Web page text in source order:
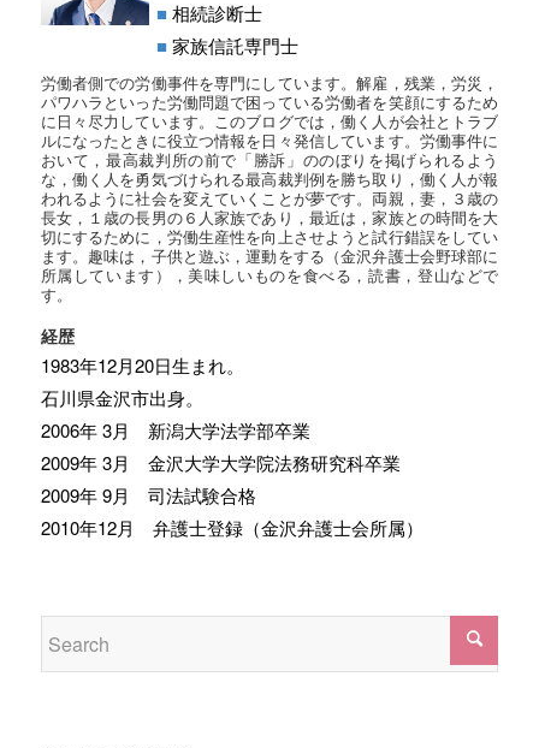
■相続診断士
■家族信託専門士
労働者側での労働事件を専門にしています。解雇，残業，労災，
パワハラといった労働問題で困っている労働者を笑顔にするため
に日々尽力しています。このブログでは，働く人が会社とトラブ
ルになったときに役立つ情報を日々発信しています。労働事件に
おいて，最高裁判所の前で「勝訴」ののぼりを掲げられるよう
な，働く人を勇気づけられる最高裁判例を勝ち取り，働く人が報
われるように社会を変えていくことが夢です。両親，妻，３歳の
長女，１歳の長男の６人家族であり，最近は，家族との時間を大
切にするために，労働生産性を向上させようと試行錯誤をしてい
ます。趣味は，子供と遊ぶ，運動をする（金沢弁護士会野球部に
所属しています），美味しいものを食べる，読書，登山などで
す。
経歴
1983年12月20日生まれ。
石川県金沢市出身。
2006年 3月 新潟大学法学部卒業
2009年 3月 金沢大学大学院法務研究科卒業
2009年 9月 司法試験合格
2010年12月 弁護士登録（金沢弁護士会所属）